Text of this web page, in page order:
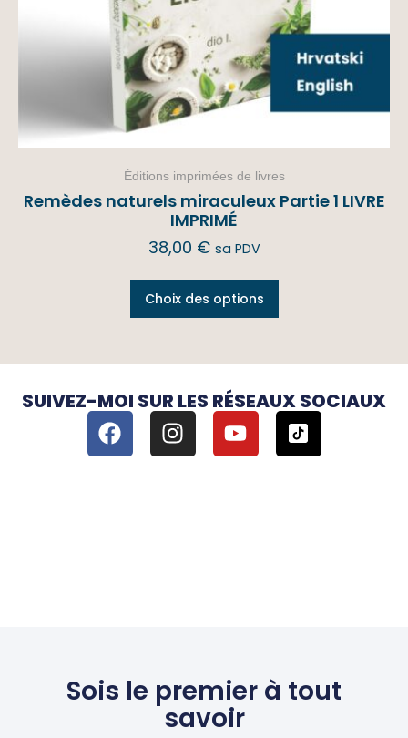
Éditions imprimées de livres
Remèdes naturels miraculeux Partie 1 LIVRE
IMPRIMÉ
38,00 € sa PDV
Choix des options
SUIVEZ-MOI SUR LES RÉSEAUX SOCIAUX
Sois le premier à tout
savoir